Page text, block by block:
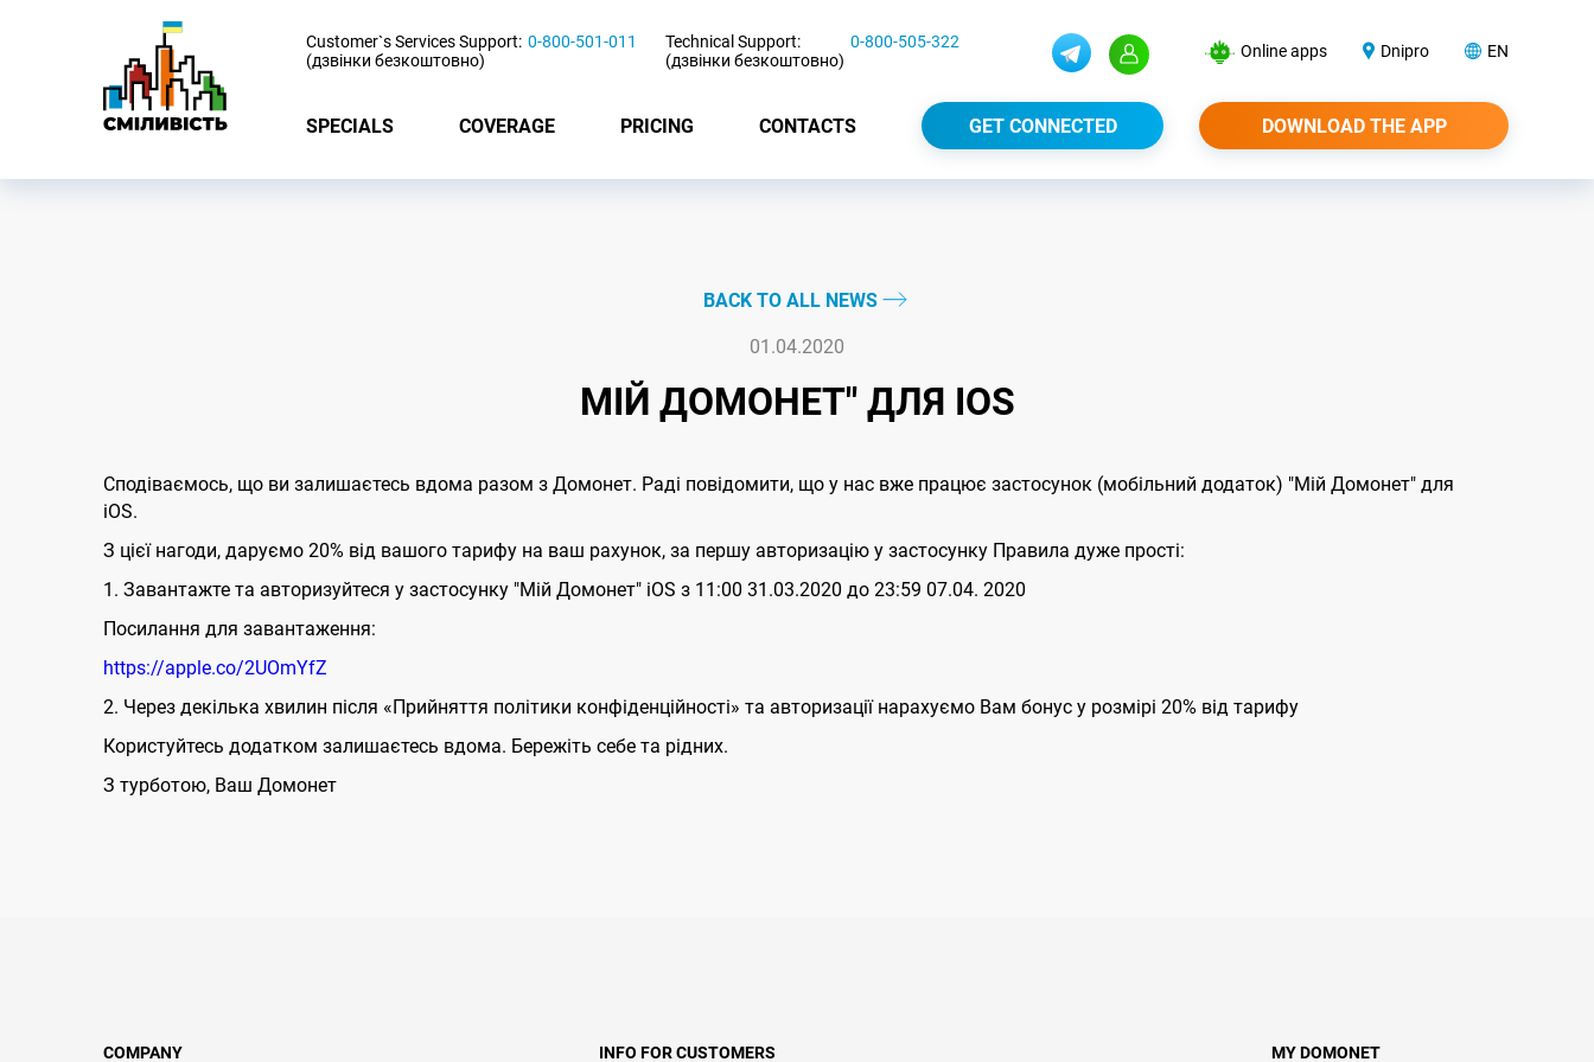
Customer`s Services Support:
(дзвінки безкоштовно)
0-800-501-011
Technical Support:
(дзвінки безкоштовно)
0-800-505-322 Online apps Dnipro EN
SPECIALS COVERAGE PRICING CONTACTS GET CONNECTED DOWNLOAD THE APP
BACK TO ALL NEWS
01.04.2020
МІЙ ДОМОНЕТ" ДЛЯ IOS
Сподіваємось, що ви залишаєтесь вдома разом з Домонет. Раді повідомити, що у нас вже працює застосунок (мобільний додаток) "Мій Домонет" для
iOS.
З цієї нагоди, даруємо 20% від вашого тарифу на ваш рахунок, за першу авторизацію у застосунку Правила дуже прості:
1. Завантажте та авторизуйтеся у застосунку "Мій Домонет" iOS з 11:00 31.03.2020 до 23:59 07.04. 2020
Посилання для завантаження:
https://apple.co/2UOmYfZ
2. Через декілька хвилин після «Прийняття політики конфіденційності» та авторизації нарахуємо Вам бонус у розмірі 20% від тарифу
Користуйтесь додатком залишаєтесь вдома. Бережіть себе та рідних.
З турботою, Ваш Домонет
COMPANY INFO FOR CUSTOMERS MY DOMONET